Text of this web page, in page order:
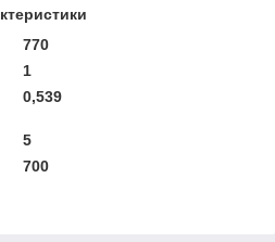
770
1
0,539
5
700